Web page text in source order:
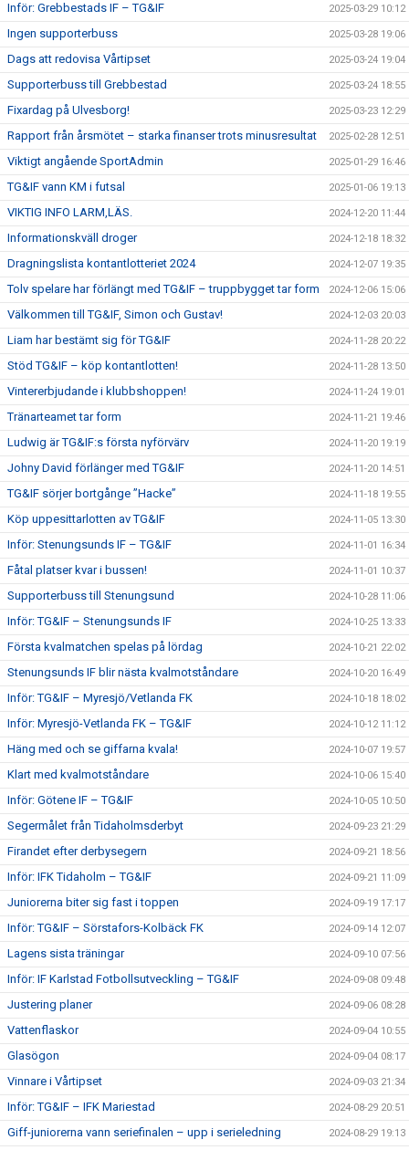
Inför: Grebbestads IF – TG&IF 2025-03-29 10:12
Ingen supporterbuss 2025-03-28 19:06
Dags att redovisa Vårtipset 2025-03-24 19:04
Supporterbuss till Grebbestad 2025-03-24 18:55
Fixardag på Ulvesborg! 2025-03-23 12:29
Rapport från årsmötet – starka finanser trots minusresultat 2025-02-28 12:51
Viktigt angående SportAdmin 2025-01-29 16:46
TG&IF vann KM i futsal 2025-01-06 19:13
VIKTIG INFO LARM,LÄS. 2024-12-20 11:44
Informationskväll droger 2024-12-18 18:32
Dragningslista kontantlotteriet 2024 2024-12-07 19:35
Tolv spelare har förlängt med TG&IF – truppbygget tar form 2024-12-06 15:06
Välkommen till TG&IF, Simon och Gustav! 2024-12-03 20:03
Liam har bestämt sig för TG&IF 2024-11-28 20:22
Stöd TG&IF – köp kontantlotten! 2024-11-28 13:50
Vintererbjudande i klubbshoppen! 2024-11-24 19:01
Tränarteamet tar form 2024-11-21 19:46
Ludwig är TG&IF:s första nyförvärv 2024-11-20 19:19
Johny David förlänger med TG&IF 2024-11-20 14:51
TG&IF sörjer bortgånge ”Hacke” 2024-11-18 19:55
Köp uppesittarlotten av TG&IF 2024-11-05 13:30
Inför: Stenungsunds IF – TG&IF 2024-11-01 16:34
Fåtal platser kvar i bussen! 2024-11-01 10:37
Supporterbuss till Stenungsund 2024-10-28 11:06
Inför: TG&IF – Stenungsunds IF 2024-10-25 13:33
Första kvalmatchen spelas på lördag 2024-10-21 22:02
Stenungsunds IF blir nästa kvalmotståndare 2024-10-20 16:49
Inför: TG&IF – Myresjö/Vetlanda FK 2024-10-18 18:02
Inför: Myresjö-Vetlanda FK – TG&IF 2024-10-12 11:12
Häng med och se giffarna kvala! 2024-10-07 19:57
Klart med kvalmotståndare 2024-10-06 15:40
Inför: Götene IF – TG&IF 2024-10-05 10:50
Segermålet från Tidaholmsderbyt 2024-09-23 21:29
Firandet efter derbysegern 2024-09-21 18:56
Inför: IFK Tidaholm – TG&IF 2024-09-21 11:09
Juniorerna biter sig fast i toppen 2024-09-19 17:17
Inför: TG&IF – Sörstafors-Kolbäck FK 2024-09-14 12:07
Lagens sista träningar 2024-09-10 07:56
Inför: IF Karlstad Fotbollsutveckling – TG&IF 2024-09-08 09:48
Justering planer 2024-09-06 08:28
Vattenflaskor 2024-09-04 10:55
Glasögon 2024-09-04 08:17
Vinnare i Vårtipset 2024-09-03 21:34
Inför: TG&IF – IFK Mariestad 2024-08-29 20:51
Giff-juniorerna vann seriefinalen – upp i serieledning 2024-08-29 19:13